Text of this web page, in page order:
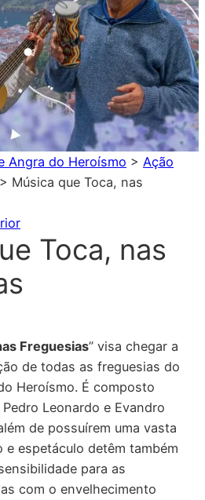
Angra do Heroísmo > Ação
> Música que Toca, nas
Toca, nas
Freguesias” visa chegar a
de todas as freguesias do
Heroísmo. É composto
Leonardo e Evandro
de possuírem uma vasta
e espetáculo detêm também
para as
com o envelhecimento